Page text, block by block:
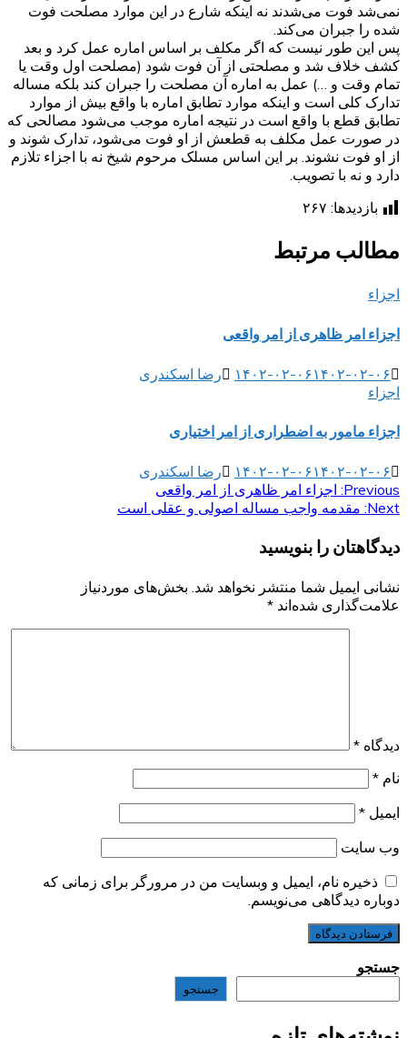
نمی‌شد فوت می‌شدند نه اینکه شارع در این موارد مصلحت فوت
شده را جبران می‌کند.
پس این طور نیست که اگر مکلف بر اساس اماره عمل کرد و بعد
کشف خلاف شد و مصلحتی از آن فوت شود (مصلحت اول وقت یا
تمام وقت و …) عمل به اماره آن مصلحت را جبران کند بلکه مساله
تدارک کلی است و اینکه موارد تطابق اماره با واقع بیش از موارد
تطابق قطع با واقع است در نتیجه اماره موجب می‌شود مصالحی که
در صورت عمل مکلف به قطعش از او فوت می‌شود، تدارک شوند و
از او فوت نشوند. بر این اساس مسلک مرحوم شیخ نه با اجزاء تلازم
دارد و نه با تصویب.
بازدیدها: ۲۶۷
مطالب مرتبط
اجزاء
اجزاء امر ظاهری از امر واقعی
۱۴۰۲-۰۲-۰۶۱۴۰۲-۰۲-۰۶
رضا اسکندری
اجزاء
اجزاء مامور به اضطراری از امر اختیاری
۱۴۰۲-۰۲-۰۶۱۴۰۲-۰۲-۰۶ رضا اسکندری
راهبری
Previous: اجزاء امر ظاهری از امر واقعی
Next: مقدمه واجب مساله اصولی و عقلی است
دیدگاهتان را بنویسید
نشانی ایمیل شما منتشر نخواهد شد. بخش‌های موردنیاز
علامت‌گذاری شده‌اند *
دیدگاه *
نام *
ایمیل *
وب‌ سایت
ذخیره نام، ایمیل و وبسایت من در مرورگر برای زمانی که
دوباره دیدگاهی می‌نویسم.
جستجو
جستجو